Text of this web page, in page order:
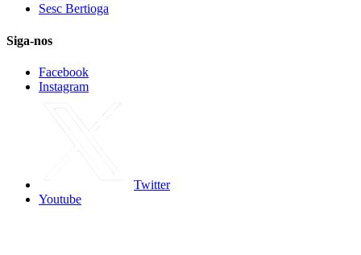
Sesc Bertioga
Siga-nos
Facebook
Instagram
Twitter
Youtube